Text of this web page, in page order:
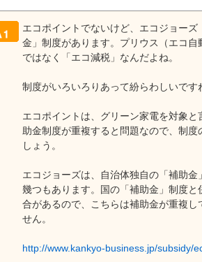
エコポイントでないけど、エコジョー
金」制度があります。プリウス（エコ自
ではなく「エコ減税」なんだよね。
制度がいろいろりあって紛らわしいです
エコポイントは、グリーン家電を対象
助金制度が重複すると問題なので、制度
しょう。
エコジョーズは、自治体独自の「補助
幾つもあります。国の「補助金」制度と
合があるので、こちらは補助金が重複し
せん。
http://www.kankyo-business.jp/subsidy/